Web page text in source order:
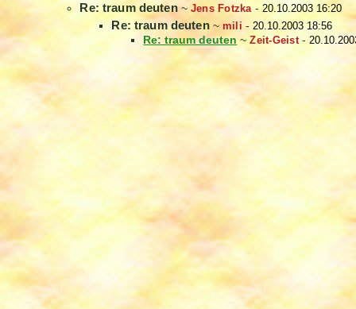
Re: traum deuten~ Jens Fotzka- 20.10.2003 16:20
Re: traum deuten~ mili - 20.10.2003 18:56
Re: traum deuten ~Zeit-Geist-